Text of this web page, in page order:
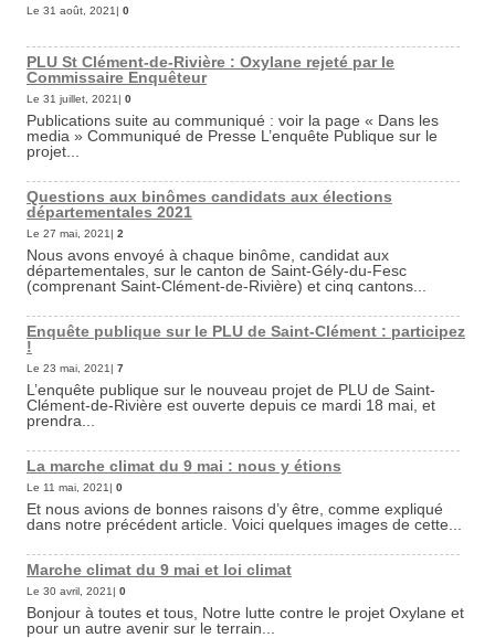
Le 31 août, 2021| 0
PLU St Clément-de-Rivière : Oxylane rejeté par le
Commissaire Enquêteur
Le 31 juillet, 2021| 0
Publications suite au communiqué : voir la page « Dans les
media » Communiqué de Presse L’enquête Publique sur le
projet...
Questions aux binômes candidats aux élections
départementales 2021
Le 27 mai, 2021| 2
Nous avons envoyé à chaque binôme, candidat aux
départementales, sur le canton de Saint-Gély-du-Fesc
(comprenant Saint-Clément-de-Rivière) et cinq cantons...
Enquête publique sur le PLU de Saint-Clément : participez
!
Le 23 mai, 2021| 7
L’enquête publique sur le nouveau projet de PLU de Saint-
Clément-de-Rivière est ouverte depuis ce mardi 18 mai, et
prendra...
La marche climat du 9 mai : nous y étions
Le 11 mai, 2021| 0
Et nous avions de bonnes raisons d’y être, comme expliqué
dans notre précédent article. Voici quelques images de cette...
Marche climat du 9 mai et loi climat
Le 30 avril, 2021| 0
Bonjour à toutes et tous, Notre lutte contre le projet Oxylane et
pour un autre avenir sur le terrain...